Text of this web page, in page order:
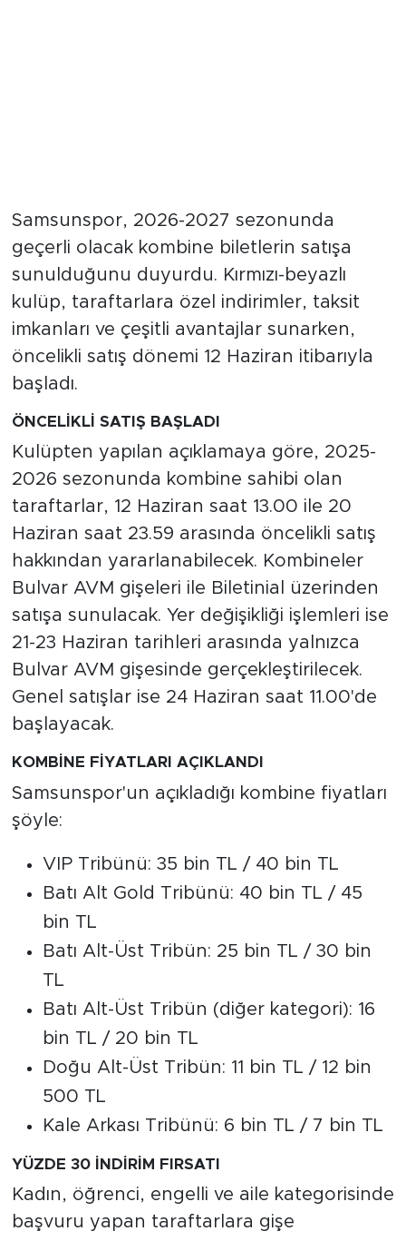
Samsunspor, 2026-2027 sezonunda
geçerli olacak kombine biletlerin satışa
sunulduğunu duyurdu. Kırmızı-beyazlı
kulüp, taraftarlara özel indirimler, taksit
imkanları ve çeşitli avantajlar sunarken,
öncelikli satış dönemi 12 Haziran itibarıyla
başladı.
ÖNCELİKLİ SATIŞ BAŞLADI
Kulüpten yapılan açıklamaya göre, 2025-
2026 sezonunda kombine sahibi olan
taraftarlar, 12 Haziran saat 13.00 ile 20
Haziran saat 23.59 arasında öncelikli satış
hakkından yararlanabilecek. Kombineler
Bulvar AVM gişeleri ile Biletinial üzerinden
satışa sunulacak. Yer değişikliği işlemleri ise
21-23 Haziran tarihleri arasında yalnızca
Bulvar AVM gişesinde gerçekleştirilecek.
Genel satışlar ise 24 Haziran saat 11.00'de
başlayacak.
KOMBİNE FİYATLARI AÇIKLANDI
Samsunspor'un açıkladığı kombine fiyatları
şöyle:
VIP Tribünü: 35 bin TL / 40 bin TL
Batı Alt Gold Tribünü: 40 bin TL / 45
bin TL
Batı Alt-Üst Tribün: 25 bin TL / 30 bin
TL
Batı Alt-Üst Tribün (diğer kategori): 16
bin TL / 20 bin TL
Doğu Alt-Üst Tribün: 11 bin TL / 12 bin
500 TL
Kale Arkası Tribünü: 6 bin TL / 7 bin TL
YÜZDE 30 İNDİRİM FIRSATI
Kadın, öğrenci, engelli ve aile kategorisinde
başvuru yapan taraftarlara gişe